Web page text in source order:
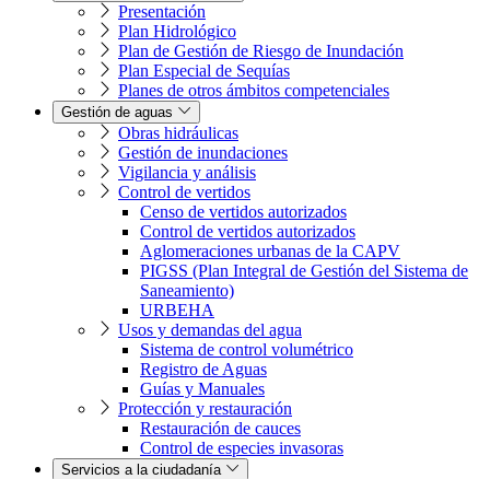
Presentación
Plan Hidrológico
Plan de Gestión de Riesgo de Inundación
Plan Especial de Sequías
Planes de otros ámbitos competenciales
Gestión de aguas
Obras hidráulicas
Gestión de inundaciones
Vigilancia y análisis
Control de vertidos
Censo de vertidos autorizados
Control de vertidos autorizados
Aglomeraciones urbanas de la CAPV
PIGSS (Plan Integral de Gestión del Sistema de
Saneamiento)
URBEHA
Usos y demandas del agua
Sistema de control volumétrico
Registro de Aguas
Guías y Manuales
Protección y restauración
Restauración de cauces
Control de especies invasoras
Servicios a la ciudadanía